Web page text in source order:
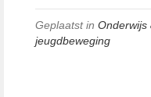
Geplaatst in Onderwijs
jeugdbeweging